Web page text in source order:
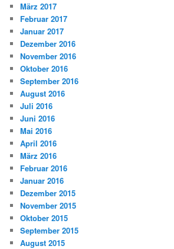
März 2017
Februar 2017
Januar 2017
Dezember 2016
November 2016
Oktober 2016
September 2016
August 2016
Juli 2016
Juni 2016
Mai 2016
April 2016
März 2016
Februar 2016
Januar 2016
Dezember 2015
November 2015
Oktober 2015
September 2015
August 2015